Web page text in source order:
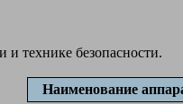
и технике безопасности.
Наименование